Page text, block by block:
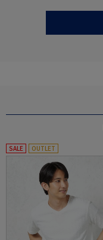
SALE OUTLET